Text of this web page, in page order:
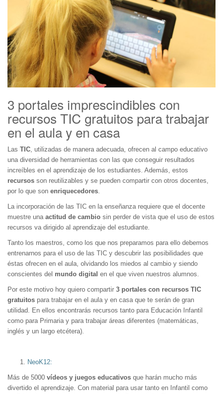
3 portales imprescindibles con
recursos TIC gratuitos para trabajar
en el aula y en casa
Las TIC, utilizadas de manera adecuada, ofrecen al campo educativo
una diversidad de herramientas con las que conseguir resultados
increíbles en el aprendizaje de los estudiantes. Además, estos
recursos son reutilizables y se pueden compartir con otros docentes,
por lo que son enriquecedores.
La incorporación de las TIC en la enseñanza requiere que el docente
muestre una actitud de cambio sin perder de vista que el uso de estos
recursos va dirigido al aprendizaje del estudiante.
Tanto los maestros, como los que nos preparamos para ello debemos
entrenarnos para el uso de las TIC y descubrir las posibilidades que
éstas ofrecen en el aula, olvidando los miedos al cambio y siendo
conscientes del mundo digital en el que viven nuestros alumnos.
Por este motivo hoy quiero compartir 3 portales con recursos TIC
gratuitos para trabajar en el aula y en casa que te serán de gran
utilidad. En ellos encontrarás recursos tanto para Educación Infantil
como para Primaria y para trabajar áreas diferentes (matemáticas,
inglés y un largo etcétera).
NeoK12:
Más de 5000 vídeos y juegos educativos que harán mucho más
divertido el aprendizaje. Con material para usar tanto en Infantil como